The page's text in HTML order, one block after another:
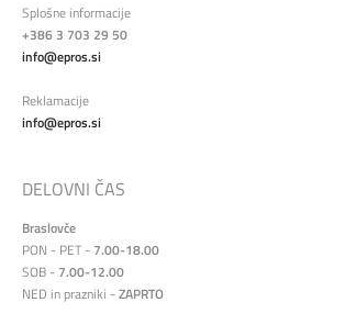
Splošne informacije
+386 3 703 29 50
info@epros.si
Reklamacije
info@epros.si
DELOVNI ČAS
Braslovče
PON - PET - 7.00-18.00
SOB - 7.00-12.00
NED in prazniki -ZAPRTO